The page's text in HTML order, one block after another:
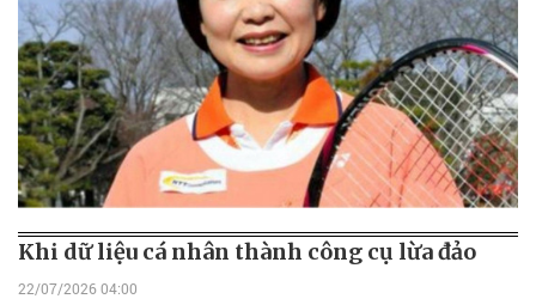
Khi dữ liệu cá nhân thành công cụ lừa đảo
22/07/2026 04:00